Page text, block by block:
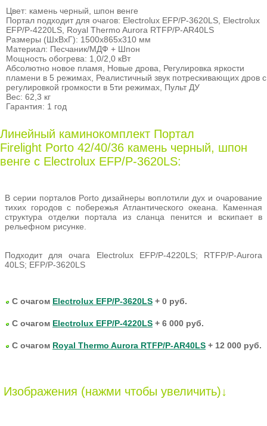
Цвет: камень черный, шпон венге
Портал подходит для очагов: Electrolux EFP/P-3620LS, Electrolux
EFP/P-4220LS, Royal Thermo Aurora RTFP/P-AR40LS
Размеры (ШхВхГ): 1500х865х310 мм
Материал: Песчаник/МДФ + Шпон
Мощность обогрева: 1,0/2,0 кВт
Абсолютно новое пламя, Новые дрова, Регулировка яркости
пламени в 5 режимах, Реалистичный звук потрескивающих дров с
регулировкой громкости в 5ти режимах, Пульт ДУ
Вес: 62,3 кг
Гарантия: 1 год
Линейный каминокомплект Портал
Firelight Porto 42/40/36 камень черный, шпон
венге с Electrolux EFP/P-3620LS:
В серии порталов Porto дизайнеры воплотили дух и очарование
тихих городов с побережья Атлантического океана. Каменная
структура отделки портала из сланца пенится и вскипает в
рельефном рисунке.
Подходит для очага Electrolux EFP/P-4220LS; RTFP/P-Aurora
40LS; EFP/P-3620LS
С очагом Electrolux EFP/P-3620LS + 0 руб.
С очагом Electrolux EFP/P-4220LS + 6 000 руб.
С очагом Royal Thermo Aurora RTFP/P-AR40LS + 12 000 руб.
Изображения (нажми чтобы увеличить)↓